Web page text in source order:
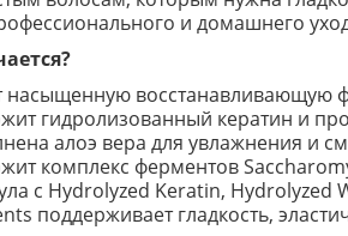
и домашнего
насыщенную восстанавливающую
гидролизованный кератин и
алоэ вера для увлажнения и
комплекс ферментов
с Hydrolyzed Keratin, Hydrolyzed
поддерживает гладкость,